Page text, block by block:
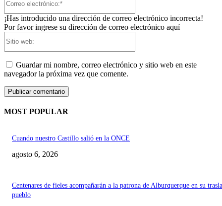
¡Has introducido una dirección de correo electrónico incorrecta!
Por favor ingrese su dirección de correo electrónico aquí
Guardar mi nombre, correo electrónico y sitio web en este
navegador la próxima vez que comente.
MOST POPULAR
Cuando nuestro Castillo salió en la ONCE
agosto 6, 2026
Centenares de fieles acompañarán a la patrona de Alburquerque en su
pueblo